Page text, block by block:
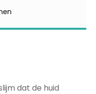
dat de huid